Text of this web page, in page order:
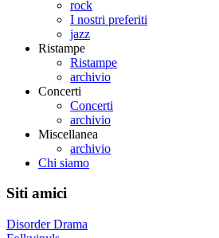
rock
I nostri preferiti
jazz
Ristampe
Ristampe
archivio
Concerti
Concerti
archivio
Miscellanea
archivio
Chi siamo
Siti amici
Disorder Drama